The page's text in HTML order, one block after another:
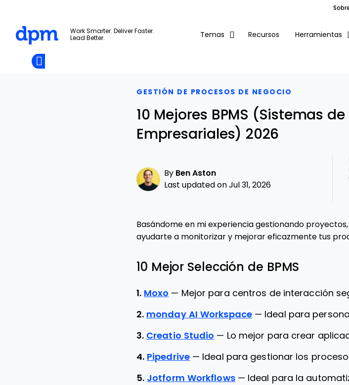
Skip to main content
Work Smarter. Deliver Faster.
Lead Better.
Temas Recursos Herramientas
Add as
GESTIÓN DE PROCESOS DE NEGOCIO
10 Mejores BPMS (Sistemas
Empresariales) 2026
By Ben Aston
Last updated on Jul 31, 2026
Basándome en mi experiencia gestionando
ayudarte a monitorizar y mejorar eficazmente tus
10 Mejor Selección de BPMS
1. Moxo — Mejor para centros de interacción
2. monday AI Workspace — Ideal para
3. Creatio Studio — Lo mejor para crear
4. Pipedrive — Ideal para gestionar los
5. Jotform Workflows — Ideal para la